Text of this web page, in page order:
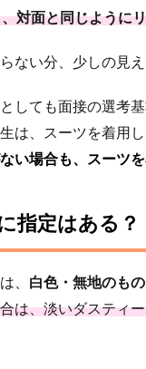
対面と同じように
ない分、少しの見
しても面接の選考
は、スーツを着用
い場合も、スーツを
指定はある？
、 白色・無地のもの
は、淡いダスティ